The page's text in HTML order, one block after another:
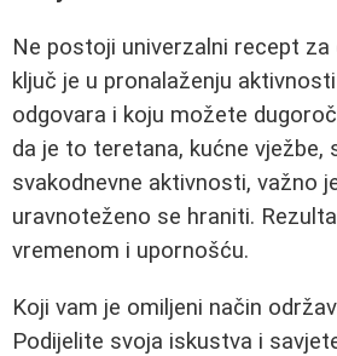
Ne postoji univerzalni recept
ključ je u pronalaženju
odgovara i koju možete
da je to teretana, kućne vježbe,
svakodnevne aktivnosti, važno
uravnoteženo se hraniti.
vremenom i upornošću.
Koji vam je omiljeni način
Podijelite svoja iskustva i